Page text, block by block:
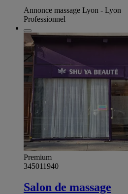
Annonce massage Lyon - Lyon
Professionnel
Premium
345011940
Salon de massage